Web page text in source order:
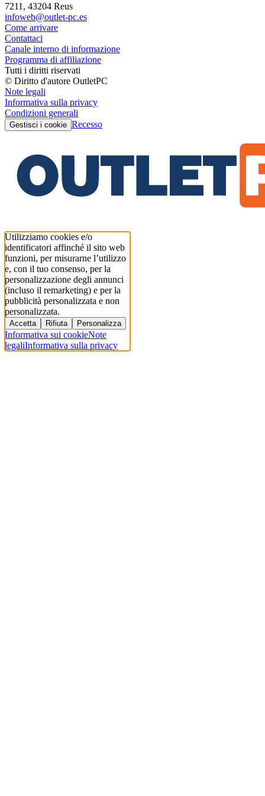
7211, 43204 Reus
infoweb@outlet-pc.es
Come arrivare
Contattaci
Canale interno di informazione
Programma di affiliazione
Tutti i diritti riservati
© Diritto d'autore OutletPC
Note legali
Informativa sulla privacy
Condizioni generali
Gestisci i cookie Recesso
Utilizziamo cookies e/o
identificatori affinché il sito web
funzioni, per misurarne l’utilizzo
e, con il tuo consenso, per la
personalizzazione degli annunci
(incluso il remarketing) e per la
pubblicità personalizzata e non
personalizzata.
Accetta Rifiuta Personalizza
Informativa sui cookieNote
legaliInformativa sulla privacy